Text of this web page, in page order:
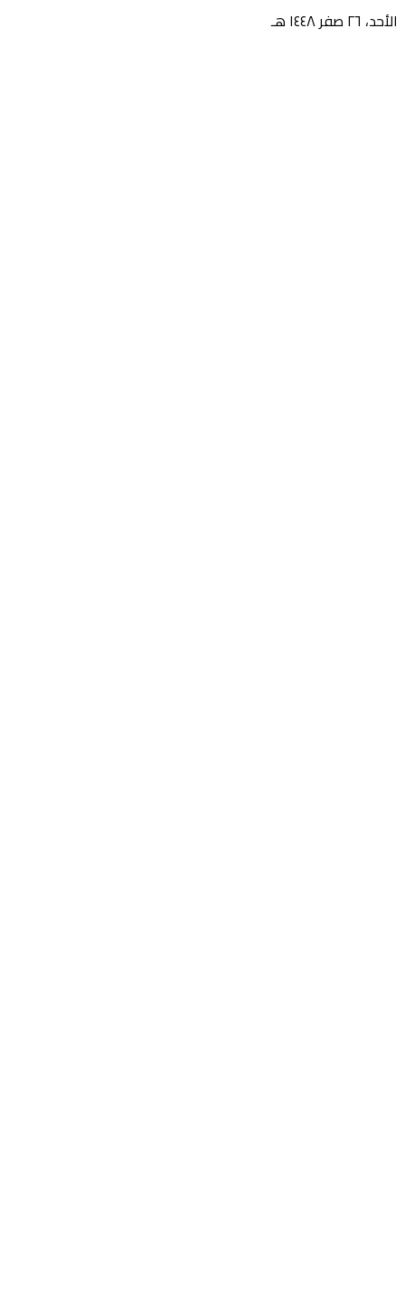
الأحد، ٢٦ صفر ١٤٤٨ هـ